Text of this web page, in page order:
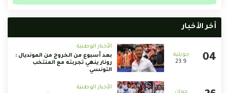
أخر الأخبار
23:9
الأخبار الوطنية
بعد أسبوع من الخروج من المونديال :
رونار ينهي تجربته مع المنتخب
التونسي
الأخبار الوطنية